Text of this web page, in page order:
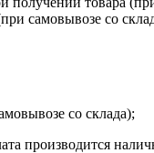
самовывозе со
со склада);
производится